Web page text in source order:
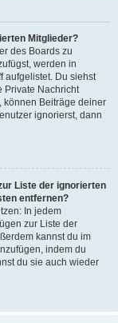
Mitglieder?
des Boards zu
werden in
aufgelistet. Du siehst
Private Nachricht
können Beiträge deiner
ignorierst, dann
Liste der ignorierten
entfernen?
In jedem
zur Liste der
kannst du im
indem du
du sie auch wieder